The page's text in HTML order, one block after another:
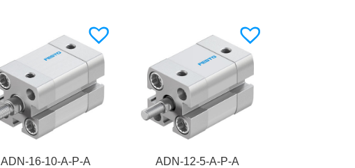
ADN-16-10-A-P-A
ADN-12-5-A-P-A